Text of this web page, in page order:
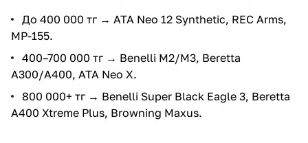
До 400 000 тг → ATA Neo 12 Synthetic, REC Arms,
МР-155.
400–700 000 тг → Benelli M2/M3, Beretta
A300/A400, ATA Neo X.
800 000+ тг → Benelli Super Black Eagle 3, Beretta
A400 Xtreme Plus, Browning Maxus.